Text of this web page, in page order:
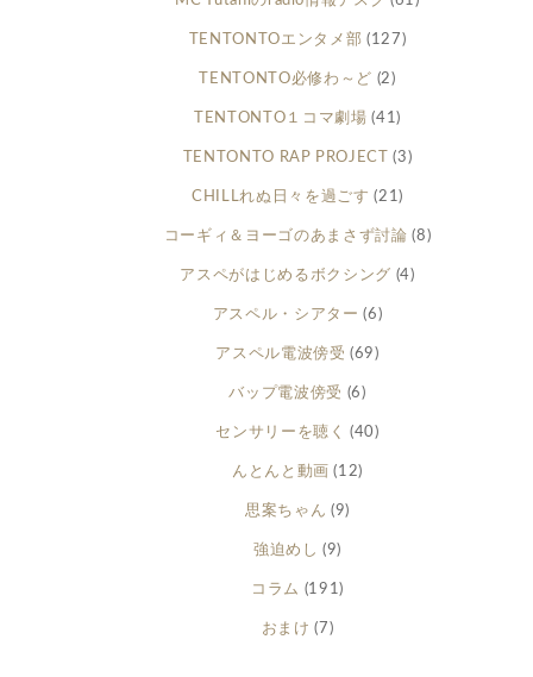
TENTONTOエンタメ部 (127)
TENTONTO必修わ～ど (2)
TENTONTO１コマ劇場 (41)
TENTONTO RAP PROJECT (3)
CHILLれぬ日々を過ごす (21)
コーギィ＆ヨーゴのあまさず討論 (8)
アスペがはじめるボクシング (4)
アスペル・シアター (6)
アスペル電波傍受 (69)
バップ電波傍受 (6)
センサリーを聴く (40)
んとんと動画 (12)
思案ちゃん (9)
強迫めし (9)
コラム (191)
おまけ (7)